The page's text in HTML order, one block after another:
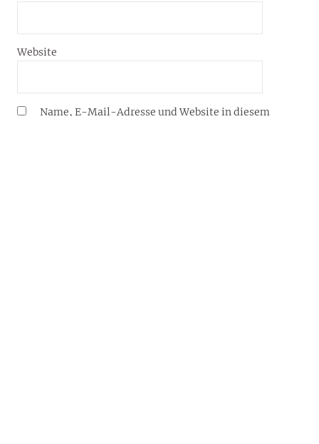
Website
Name, E-Mail-Adresse und Website in diesem